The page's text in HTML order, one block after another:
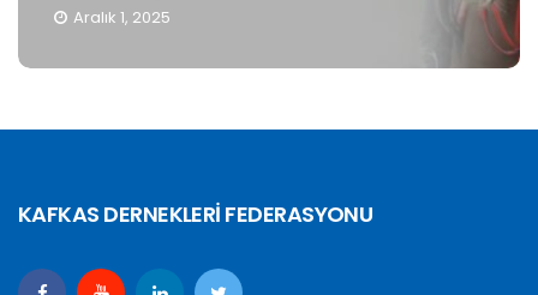
Aralık 1, 2025
KAFKAS DERNEKLERİ FEDERASYONU